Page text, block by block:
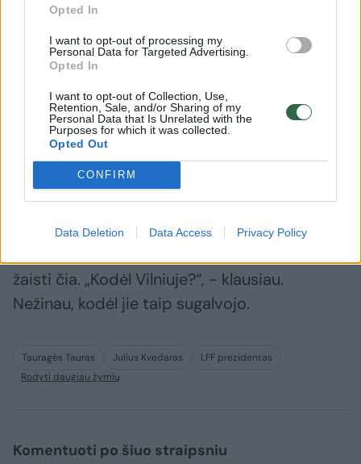
Opted In
I want to opt-out of processing my
Personal Data for Targeted Advertising.
Opted In
I want to opt-out of Collection, Use,
Retention, Sale, and/or Sharing of my
Personal Data that Is Unrelated with the
Purposes for which it was collected.
Opted Out
CONFIRM
Data Deletion Data Access Privacy Policy
- Lietuvos A lygos naujokė „Trakų“
komanda žais Vilniuje. Ir vėl turėsime
išvykose. Kada tai išgyvendinsime? Juk
trakiškiai nuolat nevyks į sostinę paskui
ekipą.
- Man irgi tas įdomu. Aš jų klausiau, kodėl jie
žais Vilniuje. Bet jie man pareiškė, kad jų
žaisti čia. „Kodėl Vilniuje?“, - klausiau.
Nežinau, kodėl jie taip sugalvojo.
Tauragės Tauras Julius Kvedaras
LFF prezidentas
Rodyti daugiau žymių
Komentuoti po šiuo straipsniu